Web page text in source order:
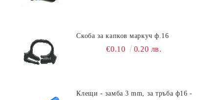
Скоба за капков маркуч ф.16
€0.10 0.20 лв.
Клещи - замба 3 mm, за тръба ф16 -